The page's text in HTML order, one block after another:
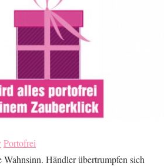
Portofrei
Händler übertrumpfen sich